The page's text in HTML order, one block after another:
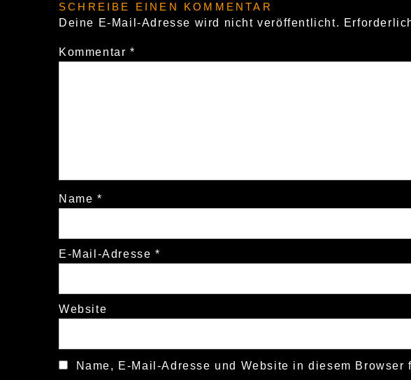
SCHREIBE EINEN KOMMENTAR
Deine E-Mail-Adresse wird nicht veröffentlicht.
Kommentar *
Name *
E-Mail-Adresse *
Website
Name, E-Mail-Adresse und Website in diesem Browser